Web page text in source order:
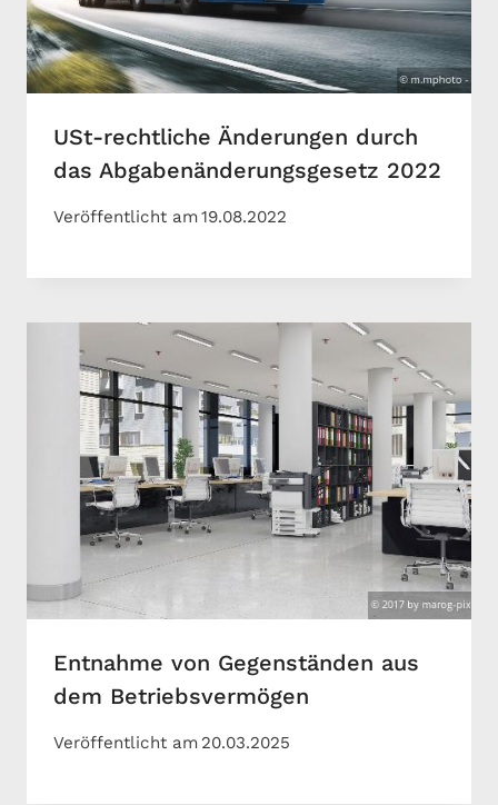
USt-rechtliche Änderungen durch
das Abgabenänderungsgesetz 2022
Veröffentlicht am19.08.2022
Entnahme von Gegenständen aus
dem Betriebsvermögen
Veröffentlicht am 20.03.2025